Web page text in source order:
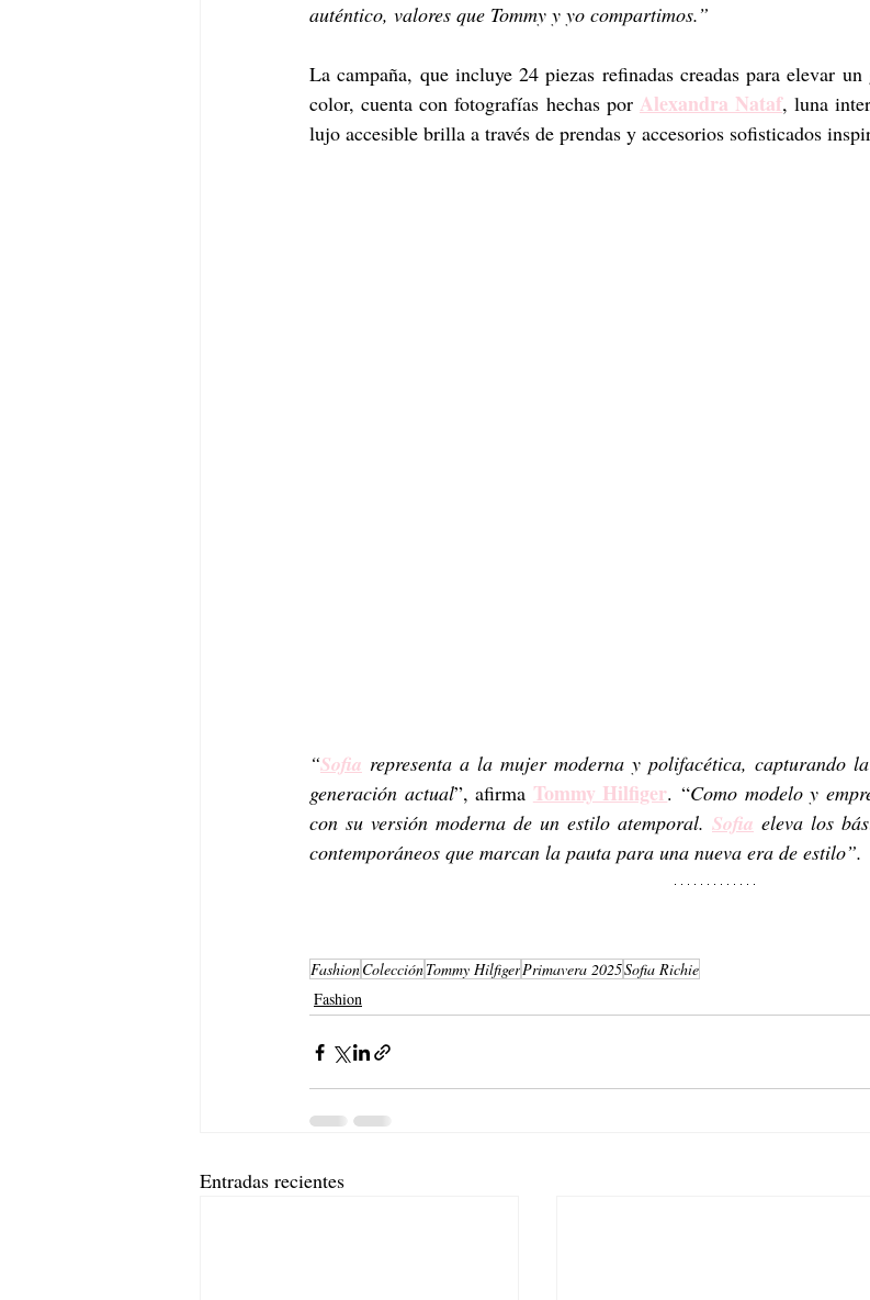
auténtico, valores que Tommy y yo compartimos.”
La campaña, que incluye 24 piezas refinadas creadas para elevar
color, cuenta con fotografías hechas por Alexandra Nataf, luna
lujo accesible brilla a través de prendas y accesorios sofisticados
“Sofia representa a la mujer moderna y polifacética, capturando
generación actual”, afirma Tommy Hilfiger. “Como modelo y
con su versión moderna de un estilo atemporal. Sofia eleva los
contemporáneos que marcan la pauta para una nueva era de estilo”.
FashionColecciónTommy HilfigerPrimavera 2025Sofia Richie
Fashion
Entradas recientes